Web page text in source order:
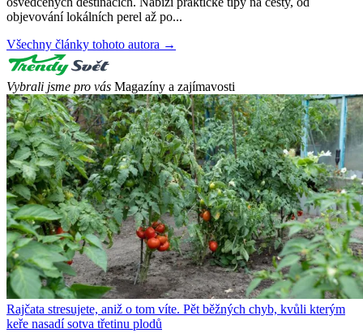
objevování lokálních perel až po...
Všechny články tohoto autora →
Vybrali jsme pro vás Magazíny a zajímavosti
Rajčata stresujete, aniž o tom víte. Pět běžných chyb, kvůli kterým
keře nasadí sotva třetinu plodů